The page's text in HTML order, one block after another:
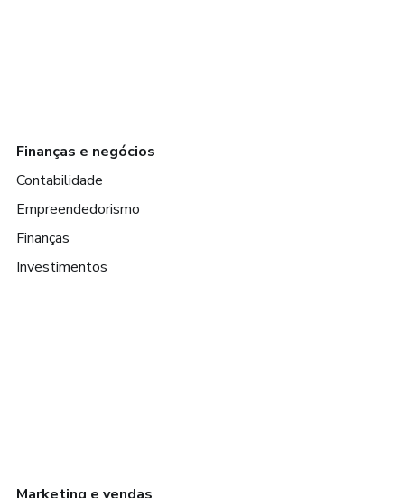
Finanças e negócios
Contabilidade
Empreendedorismo
Finanças
Investimentos